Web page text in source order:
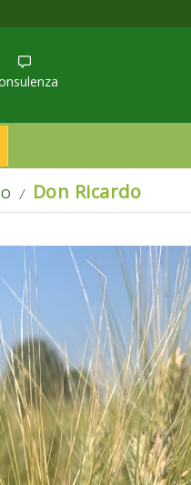
/ Don Ricardo